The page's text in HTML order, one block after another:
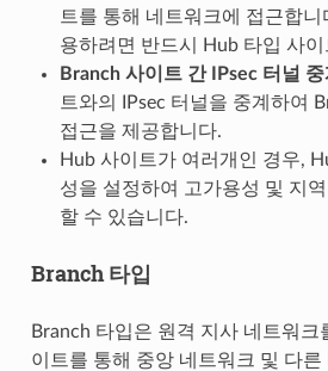
트를 통해 네트워크에 접근합
용하려면 반드시 Hub 타입 사
Branch 사이트 간 IPsec 터널 중
트와의 IPsec 터널을 중계하여
접근을 제공합니다.
Hub 사이트가 여러개인 경우,
성을 설정하여 고가용성 및 지
할 수 있습니다.
Branch 타입
Branch 타입은 원격 지사 네트워크
이트를 통해 중앙 네트워크 및 다른